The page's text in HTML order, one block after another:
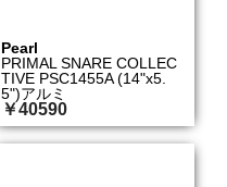
Pearl
PRIMAL SNARE COLLEC
TIVE PSC1455A (14"x5.
5")アルミ
￥40590